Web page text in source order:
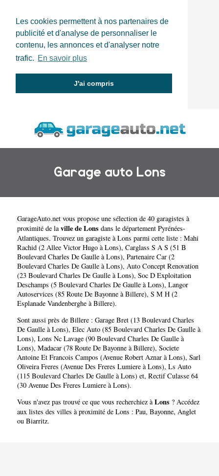
Les cookies permettent à nos partenaires de
publicité et d'analyse de personnaliser le
contenu, les annonces et d'analyser notre
trafic. En savoir plus
J'ai compris
Garage auto Lons
GarageAuto.net vous propose une sélection de 40 garagistes à
proximité de laville de Lons dans le département Pyrénées-
Atlantiques. Trouvez un garagiste à Lons parmi cette liste : Mahi
Rachid (2 Allee Victor Hugo à Lons), Carglass S A S (51 B
Boulevard Charles De Gaulle à Lons), Partenaire Car (2
Boulevard Charles De Gaulle à Lons), Auto Concept Renovation
(23 Boulevard Charles De Gaulle à Lons), Soc D Exploitation
Deschamps (5 Boulevard Charles De Gaulle à Lons), Langor
Autoservices (85 Route De Bayonne à Billere), S M H (2
Esplanade Vandenberghe à Billere).
Sont aussi près de Billere : Garage Bret (13 Boulevard Charles
De Gaulle à Lons), Elec Auto (85 Boulevard Charles De Gaulle à
Lons), Lons Nc Lavage (90 Boulevard Charles De Gaulle à
Lons), Madacar (78 Route De Bayonne à Billere), Societe
Antoine Et Francois Campos (Avenue Robert Aznar à Lons), Sarl
Oliveira Freres (Avenue Des Freres Lumiere à Lons), Ls Auto
(115 Boulevard Charles De Gaulle à Lons) et, Rectif Culasse 64
(30 Avenue Des Freres Lumiere à Lons).
Vous n'avez pas trouvé ce que vous recherchiez àLons ? Accédez
aux listes des villes à proximité de Lons : Pau, Bayonne, Anglet
ou Biarritz.